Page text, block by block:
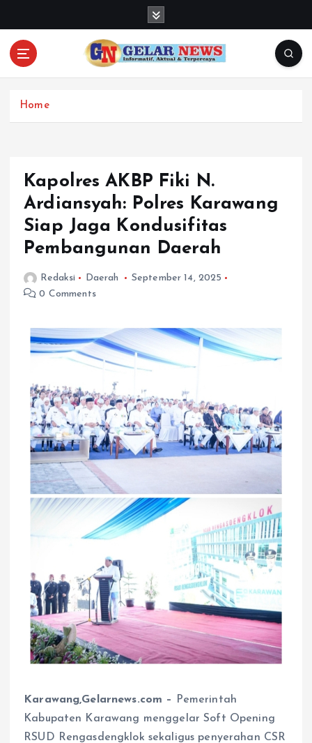
Home
Kapolres AKBP Fiki N.
Ardiansyah: Polres Karawang
Siap Jaga Kondusifitas
Pembangunan Daerah
Redaksi Daerah
September 14, 2025
0 Comments
Karawang,Gelarnews.com –
Pemerintah
Kabupaten Karawang menggelar Soft Opening
RSUD Rengasdengklok sekaligus penyerahan CSR